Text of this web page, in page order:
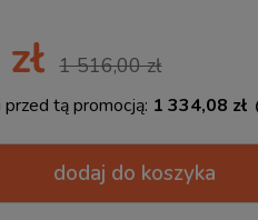
1 516,00 zł
tą promocją: 1 334,08 zł
produkt jest sprzedawany krócej niż
wyświetlana jest najniższa cena od
kiedy produkt pojawił się w
dodaj do koszyka